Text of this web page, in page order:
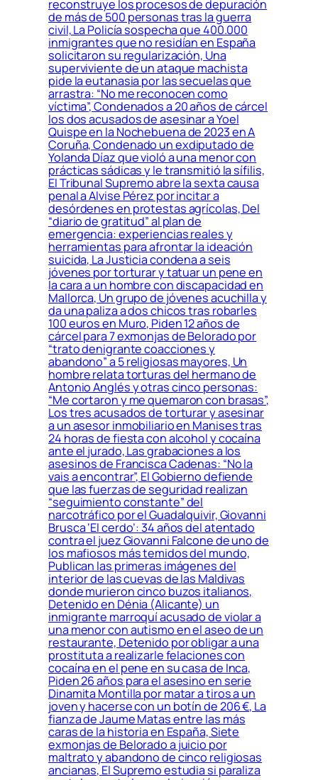
reconstruye los procesos de depuración
de más de 500 personas tras la guerra
civil, La Policía sospecha que 400.000
inmigrantes que no residían en España
solicitaron su regularización, Una
superviviente de un ataque machista
pide la eutanasia por las secuelas que
arrastra: “No me reconocen como
víctima”, Condenados a 20 años de cárcel
los dos acusados de asesinar a Yoel
Quispe en la Nochebuena de 2023 en A
Coruña, Condenado un exdiputado de
Yolanda Díaz que violó a una menor con
prácticas sádicas y le transmitió la sífilis,
El Tribunal Supremo abre la sexta causa
penal a Alvise Pérez por incitar a
desórdenes en protestas agrícolas, Del
“diario de gratitud” al plan de
emergencia: experiencias reales y
herramientas para afrontar la ideación
suicida, La Justicia condena a seis
jóvenes por torturar y tatuar un pene en
la cara a un hombre con discapacidad en
Mallorca, Un grupo de jóvenes acuchilla y
da una paliza a dos chicos tras robarles
100 euros en Muro, Piden 12 años de
cárcel para 7 exmonjas de Belorado por
“trato denigrante coacciones y
abandono” a 5 religiosas mayores, Un
hombre relata torturas del hermano de
Antonio Anglés y otras cinco personas:
“Me cortaron y me quemaron con brasas”,
Los tres acusados de torturar y asesinar
a un asesor inmobiliario en Manises tras
24 horas de fiesta con alcohol y cocaína
ante el jurado, Las grabaciones a los
asesinos de Francisca Cadenas: “No la
vais a encontrar”, El Gobierno defiende
que las fuerzas de seguridad realizan
“seguimiento constante” del
narcotráfico por el Guadalquivir, Giovanni
Brusca ‘El cerdo’: 34 años del atentado
contra el juez Giovanni Falcone de uno de
los mafiosos más temidos del mundo,
Publican las primeras imágenes del
interior de las cuevas de las Maldivas
donde murieron cinco buzos italianos,
Detenido en Dénia (Alicante) un
inmigrante marroquí acusado de violar a
una menor con autismo en el aseo de un
restaurante, Detenido por obligar a una
prostituta a realizarle felaciones con
cocaína en el pene en su casa de Inca,
Piden 26 años para el asesino en serie
Dinamita Montilla por matar a tiros a un
joven y hacerse con un botín de 206 €, La
fianza de Jaume Matas entre las más
caras de la historia en España, Siete
exmonjas de Belorado a juicio por
maltrato y abandono de cinco religiosas
ancianas, El Supremo estudia si paraliza